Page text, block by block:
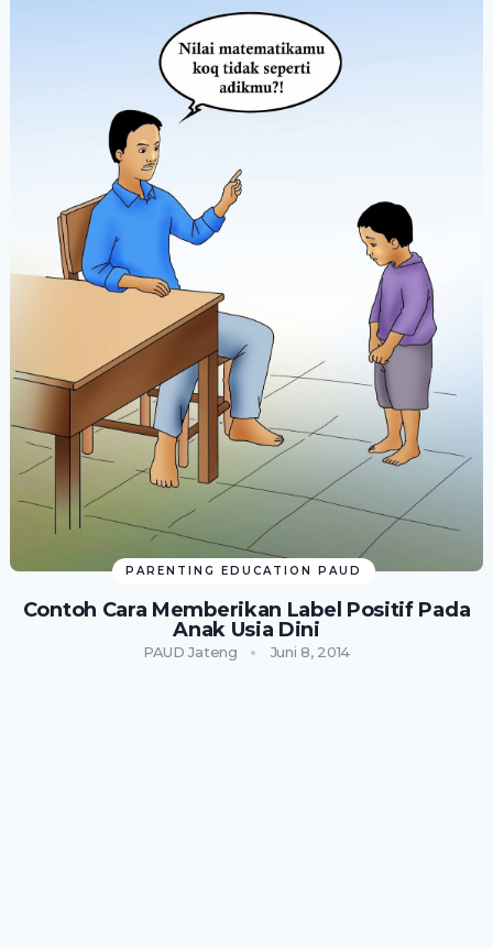
PARENTING EDUCATION PAUD
Contoh Cara Memberikan Label Positif Pada
Anak Usia Dini
PAUD Jateng Juni 8, 2014